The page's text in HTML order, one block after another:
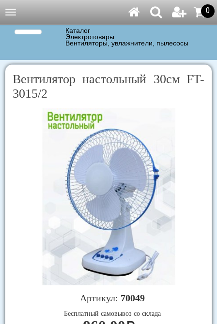
Навигация 0
Каталог
Электротовары
Вентиляторы, увлажнители, пылесосы
Вентилятор настольный 30см FT-
3015/2
Артикул: 70049
Бесплатный самовывоз со склада